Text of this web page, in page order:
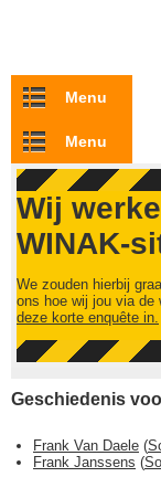
Overslaan en naar de
Menu
Menu
Wij
WINAK-
We zouden hierbij
ons hoe wij jou via de
deze korte enquête in.
Geschiedenis
Frank Van Daele (
Frank Janssens (